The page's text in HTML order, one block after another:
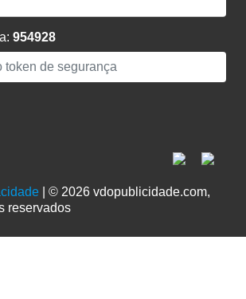
954928
| © 2026 vdopublicidade.com,
reservados